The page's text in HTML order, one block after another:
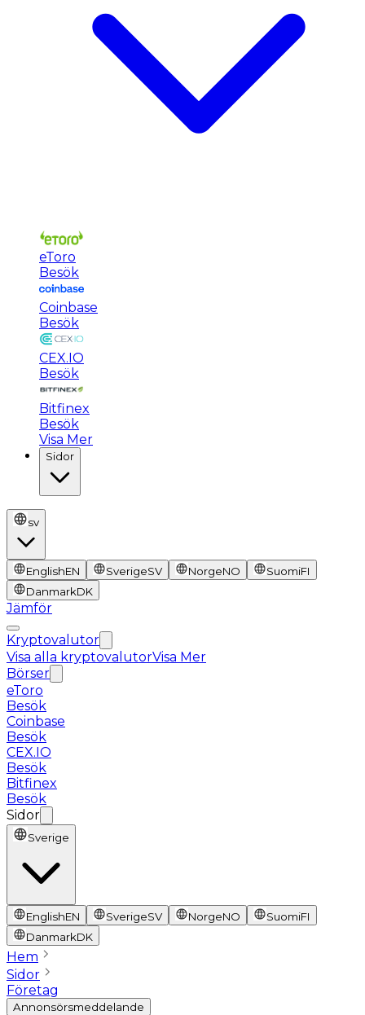
eToro
Besök
Coinbase
Besök
CEX.IO
Besök
Bitfinex
Besök
Visa Mer
Sidor
sv
EnglishEN SverigeSV NorgeNO SuomiFI
DanmarkDK
Jämför
Kryptovalutor
Visa alla kryptovalutorVisa Mer
Börser
eToro
Besök
Coinbase
Besök
CEX.IO
Besök
Bitfinex
Besök
Sidor
Sverige
EnglishEN SverigeSV NorgeNO SuomiFI
DanmarkDK
Hem
Sidor
Företag
Annonsörsmeddelande